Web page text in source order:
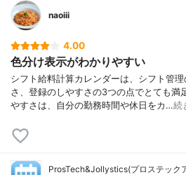
naoiii
4.00
色分け表示がわかりやすい
シフト給料計算カレンダーは、シフト管
さ、登録のしやすさの3つの点でとても満
やすさは、自分の勤務時間や休日をカ…続
ProsTech&Jollystics(プロステック